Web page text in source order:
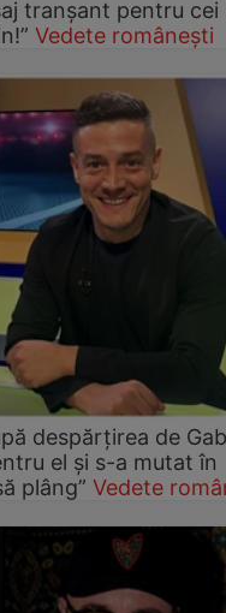
tranșant pentru cei
Vedete românești
despărțirea de
el și s-a mutat în
plâng” Vedete